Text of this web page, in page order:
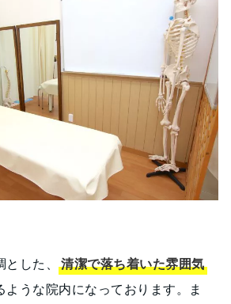
とした、清潔で落ち着いた雰囲気
ような院内になっております。ま